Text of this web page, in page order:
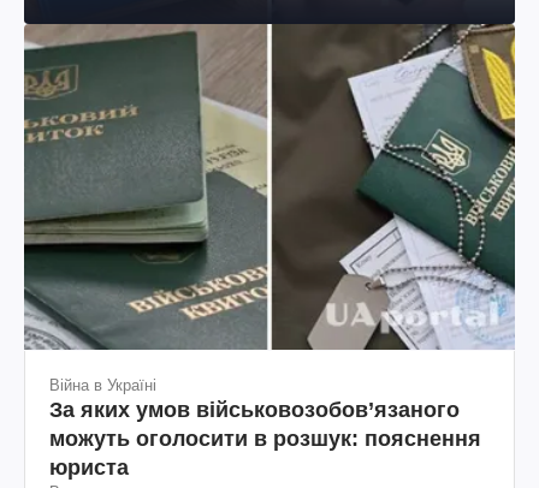
Війна в Україні
За яких умов військовозобов’язаного
можуть оголосити в розшук: пояснення
юриста